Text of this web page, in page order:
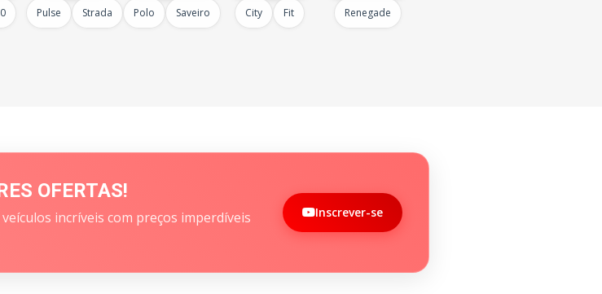
Pulse Strada Polo Saveiro City Fit Renegade
OFERTAS!
incríveis com preços imperdíveis Inscrever-se